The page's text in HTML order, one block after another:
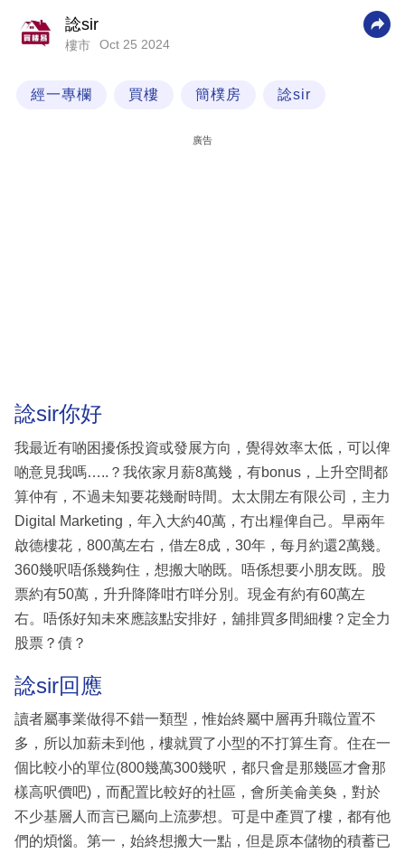
科
諗sir
樓市 Oct 25 2024
經一專欄 買樓 簡樸房 諗sir
廣告
諗sir你好
我最近有啲困擾係投資或發展方向，覺得效率太低，可以俾
啲意見我嗎…..？我依家月薪8萬幾，有bonus，上升空間都
算仲有，不過未知要花幾耐時間。太太開左有限公司，主力
Digital Marketing，年入大約40萬，冇出糧俾自己。早兩年
啟德樓花，800萬左右，借左8成，30年，每月約還2萬幾。
360幾呎唔係幾夠住，想搬大啲既。唔係想要小朋友既。股
票約有50萬，升升降降咁冇咩分別。現金有約有60萬左
右。唔係好知未來應該點安排好，舖排買多間細樓？定全力
股票？債？
諗sir回應
讀者屬事業做得不錯一類型，惟始終屬中層再升職位置不
多，所以加薪未到他，樓就買了小型的不打算生育。住在一
個比較小的單位(800幾萬300幾呎，都只會是那幾區才會那
樣高呎價吧)，而配置比較好的社區，會所美侖美奐，對於
不少基層人而言已屬向上流夢想。可是中產買了樓，都有他
們的煩惱。第一，始終想搬大一點，但是原本儲物的積蓄已